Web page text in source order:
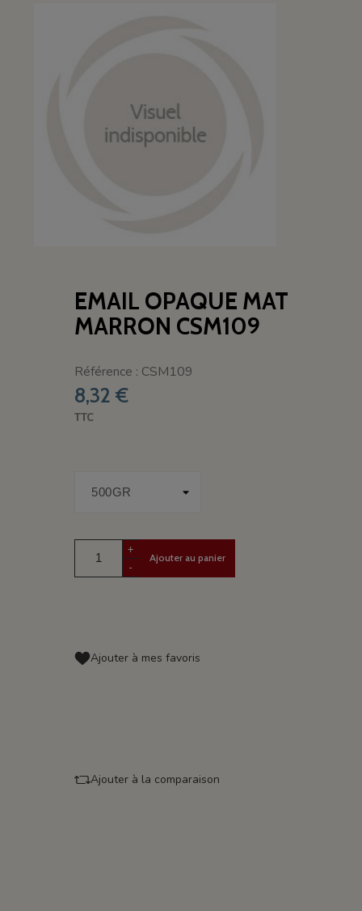
EMAIL OPAQUE MAT
MARRON CSM109
Référence : CSM109
8,32 €
TTC
+
-
Ajouter au panier
Ajouter à mes favoris
Ajouter à la comparaison